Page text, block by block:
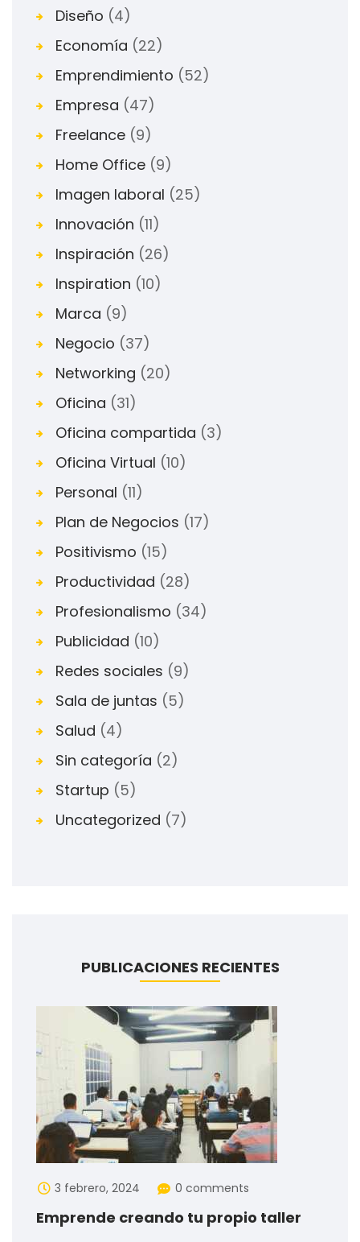
Diseño (4)
Economía (22)
Emprendimiento (52)
Empresa (47)
Freelance (9)
Home Office (9)
Imagen laboral (25)
Innovación (11)
Inspiración (26)
Inspiration (10)
Marca (9)
Negocio (37)
Networking (20)
Oficina (31)
Oficina compartida (3)
Oficina Virtual (10)
Personal (11)
Plan de Negocios (17)
Positivismo (15)
Productividad (28)
Profesionalismo (34)
Publicidad (10)
Redes sociales (9)
Sala de juntas (5)
Salud (4)
Sin categoría (2)
Startup (5)
Uncategorized (7)
PUBLICACIONES RECIENTES
3 febrero, 2024 0 comments
Emprende creando tu propio taller